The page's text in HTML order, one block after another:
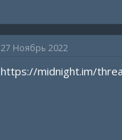
27 Ноябрь 2022
https://midnight.im/